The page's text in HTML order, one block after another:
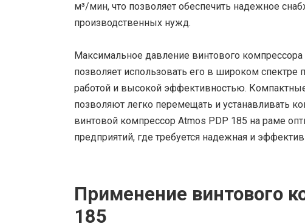
м³/мин, что позволяет обеспечить надежное
производственных нужд.
Максимальное давление винтового компрессора
позволяет использовать его в широком
работой и высокой эффективностью.
позволяют легко перемещать и устанавливать
винтовой компрессор Atmos PDP 185 на раме
предприятий, где требуется надежная и
Применение винтового
185